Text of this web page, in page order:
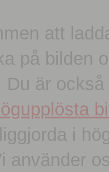
att
på bilden
Du är
i
använder